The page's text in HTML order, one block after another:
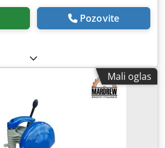
Pozovite
Mali oglas